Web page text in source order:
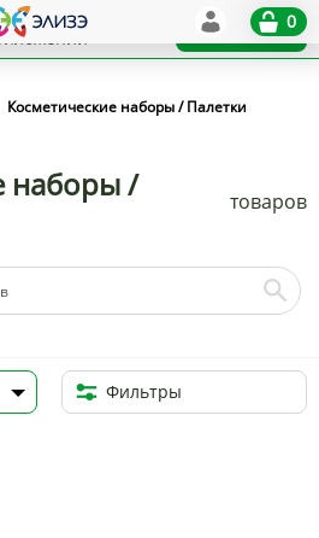
Установить
0
Косметические наборы / Палетки
наборы /
товаров
Фильтры